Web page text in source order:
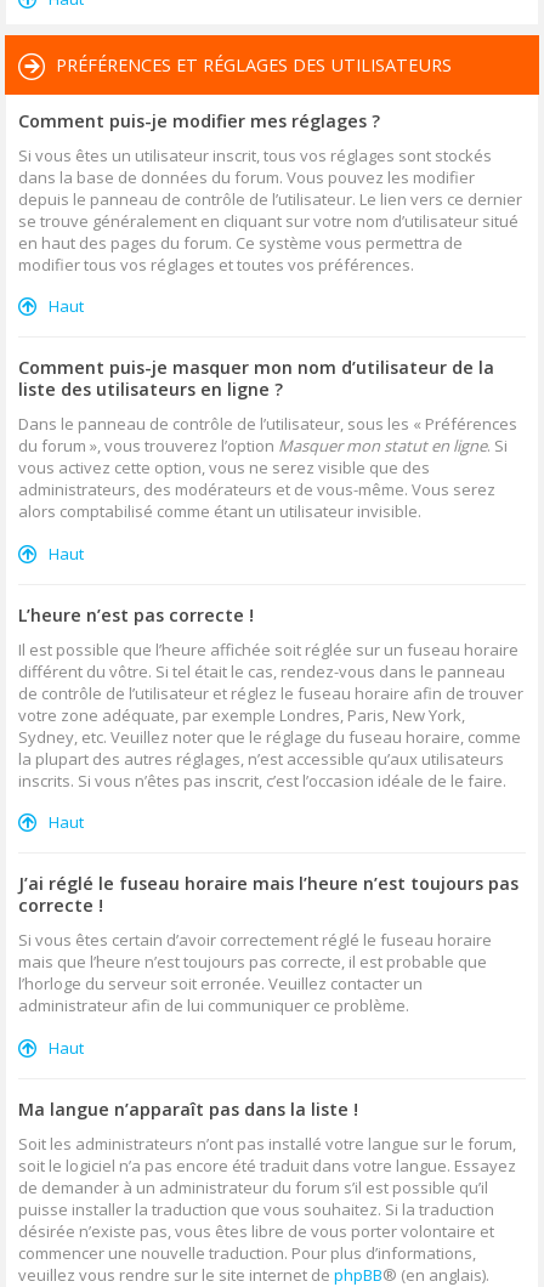
PRÉFÉRENCES ET RÉGLAGES DES UTILISATEURS
Comment puis-je modifier mes réglages ?
Si vous êtes un utilisateur inscrit, tous vos réglages sont stockés
dans la base de données du forum. Vous pouvez les modifier
depuis le panneau de contrôle de l’utilisateur. Le lien vers ce dernier
se trouve généralement en cliquant sur votre nom d’utilisateur situé
en haut des pages du forum. Ce système vous permettra de
modifier tous vos réglages et toutes vos préférences.
Haut
Comment puis-je masquer mon nom d’utilisateur de la
liste des utilisateurs en ligne ?
Dans le panneau de contrôle de l’utilisateur, sous les « Préférences
du forum », vous trouverez l’option Masquer mon statut en ligne. Si
vous activez cette option, vous ne serez visible que des
administrateurs, des modérateurs et de vous-même. Vous serez
alors comptabilisé comme étant un utilisateur invisible.
Haut
L’heure n’est pas correcte !
Il est possible que l’heure affichée soit réglée sur un fuseau horaire
différent du vôtre. Si tel était le cas, rendez-vous dans le panneau
de contrôle de l’utilisateur et réglez le fuseau horaire afin de trouver
votre zone adéquate, par exemple Londres, Paris, New York,
Sydney, etc. Veuillez noter que le réglage du fuseau horaire, comme
la plupart des autres réglages, n’est accessible qu’aux utilisateurs
inscrits. Si vous n’êtes pas inscrit, c’est l’occasion idéale de le faire.
Haut
J’ai réglé le fuseau horaire mais l’heure n’est toujours pas
correcte !
Si vous êtes certain d’avoir correctement réglé le fuseau horaire
mais que l’heure n’est toujours pas correcte, il est probable que
l’horloge du serveur soit erronée. Veuillez contacter un
administrateur afin de lui communiquer ce problème.
Haut
Ma langue n’apparaît pas dans la liste !
Soit les administrateurs n’ont pas installé votre langue sur le forum,
soit le logiciel n’a pas encore été traduit dans votre langue. Essayez
de demander à un administrateur du forum s’il est possible qu’il
puisse installer la traduction que vous souhaitez. Si la traduction
désirée n’existe pas, vous êtes libre de vous porter volontaire et
commencer une nouvelle traduction. Pour plus d’informations,
veuillez vous rendre sur le site internet de phpBB® (en anglais).